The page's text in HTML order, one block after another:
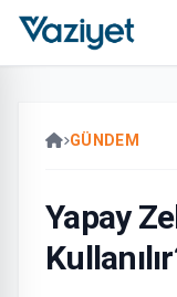
GÜNDEM
Yapay